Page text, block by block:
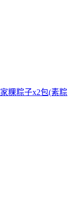
粿粽子x2包(素粽